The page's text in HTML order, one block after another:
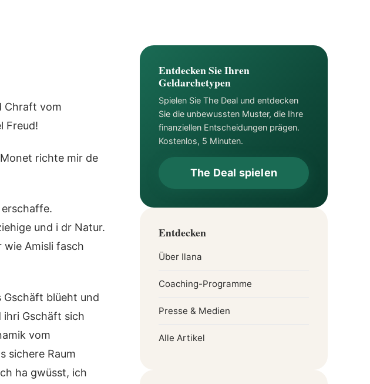
Chraft vom
Freud!
richte mir de
und i dr Natur.
wie Amisli fasch
blüeht und
ihri Gschäft sich
vom
sichere Raum
ha gwüsst, ich
Entdecken Sie Ihren
Geldarchetypen
Spielen Sie The Deal und entdecken
Sie die unbewussten Muster, die Ihre
finanziellen Entscheidungen prägen.
Kostenlos, 5 Minuten.
The Deal spielen
Entdecken
Über Ilana
Coaching-Programme
Presse & Medien
Alle Artikel